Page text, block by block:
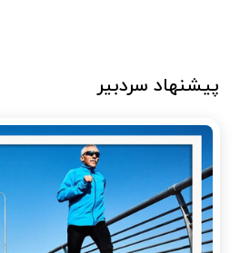
پیشنهاد سردبیر